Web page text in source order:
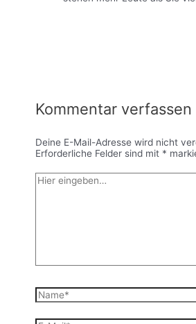
Kommentar verfassen
Deine E-Mail-Adresse wird nicht
Erforderliche Felder sind mit *
Hier
eingeben…
Name*